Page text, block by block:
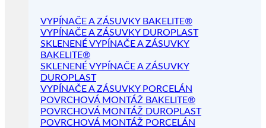
VYPÍNAČE A ZÁSUVKY BAKELITE®
VYPÍNAČE A ZÁSUVKY DUROPLAST
SKLENENÉ VYPÍNAČE A ZÁSUVKY
BAKELITE®
SKLENENÉ VYPÍNAČE A ZÁSUVKY
DUROPLAST
VYPÍNAČE A ZÁSUVKY PORCELÁN
POVRCHOVÁ MONTÁŽ BAKELITE®
POVRCHOVÁ MONTÁŽ DUROPLAST
POVRCHOVÁ MONTÁŽ PORCELÁN